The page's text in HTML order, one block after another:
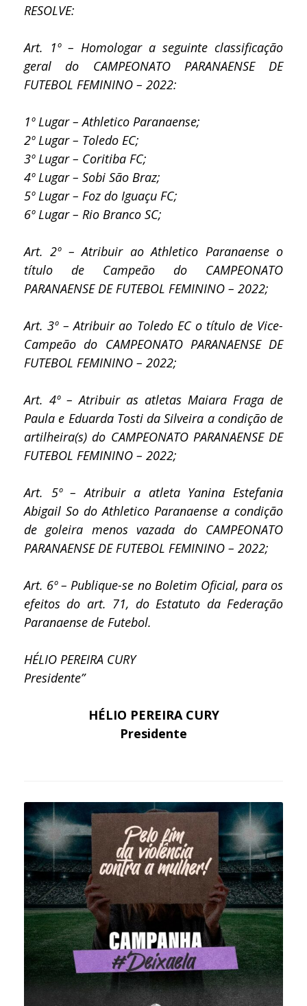
RESOLVE:
Art. 1º – Homologar a seguinte classificação
geral do CAMPEONATO PARANAENSE DE
FUTEBOL FEMININO – 2022:
1º Lugar – Athletico Paranaense;
2º Lugar – Toledo EC;
3º Lugar – Coritiba FC;
4º Lugar – Sobi São Braz;
5º Lugar – Foz do Iguaçu FC;
6º Lugar – Rio Branco SC;
Art. 2º – Atribuir ao Athletico Paranaense o
título de Campeão do CAMPEONATO
PARANAENSE DE FUTEBOL FEMININO – 2022;
Art. 3º – Atribuir ao Toledo EC o título de Vice-
Campeão do CAMPEONATO PARANAENSE DE
FUTEBOL FEMININO – 2022;
Art. 4º – Atribuir as atletas Maiara Fraga de
Paula e Eduarda Tosti da Silveira a condição de
artilheira(s) do CAMPEONATO PARANAENSE DE
FUTEBOL FEMININO – 2022;
Art. 5º – Atribuir a atleta Yanina Estefania
Abigail So do Athletico Paranaense a condição
de goleira menos vazada do CAMPEONATO
PARANAENSE DE FUTEBOL FEMININO – 2022;
Art. 6º – Publique-se no Boletim Oficial, para os
efeitos do art. 71, do Estatuto da Federação
Paranaense de Futebol.
HÉLIO PEREIRA CURY
Presidente”
HÉLIO PEREIRA CURY
Presidente